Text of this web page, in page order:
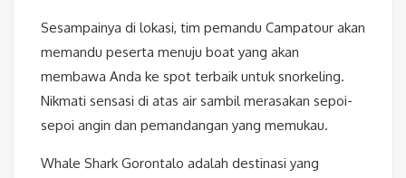
Sesampainya di lokasi, tim pemandu Campatour akan
memandu peserta menuju boat yang akan
membawa Anda ke spot terbaik untuk snorkeling.
Nikmati sensasi di atas air sambil merasakan sepoi-
sepoi angin dan pemandangan yang memukau.
Whale Shark Gorontalo adalah destinasi yang